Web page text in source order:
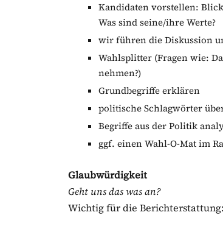
Kandidaten vorstellen:
Was sind seine/ihre Werte?
wir führen die Diskussion
Wahlsplitter (Fragen wie:
nehmen?)
Grundbegriffe erklären
politische Schlagwörter
Begriffe aus der Politik
ggf. einen Wahl-O-Mat im
Glaubwürdigkeit
Geht uns das was an?
Wichtig für die